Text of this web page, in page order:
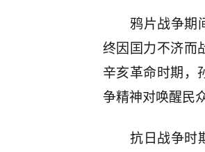
鸦片战争期
终因囯力不济而
辛亥革命时期，
争精神对唤醒民
抗日战争时